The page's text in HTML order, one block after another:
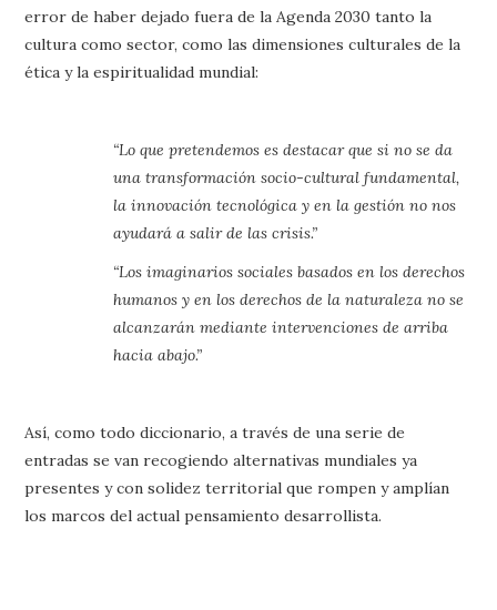
error de haber dejado fuera de la Agenda 2030 tanto la
cultura como sector, como las dimensiones culturales de la
ética y la espiritualidad mundial:
“Lo que pretendemos es destacar que si no se da
una transformación socio-cultural fundamental,
la innovación tecnológica y en la gestión no nos
ayudará a salir de las crisis.”
“Los imaginarios sociales basados en los derechos
humanos y en los derechos de la naturaleza no se
alcanzarán mediante intervenciones de arriba
hacia abajo.”
Así, como todo diccionario, a través de una serie de
entradas se van recogiendo alternativas mundiales ya
presentes y con solidez territorial que rompen y amplían
los marcos del actual pensamiento desarrollista.